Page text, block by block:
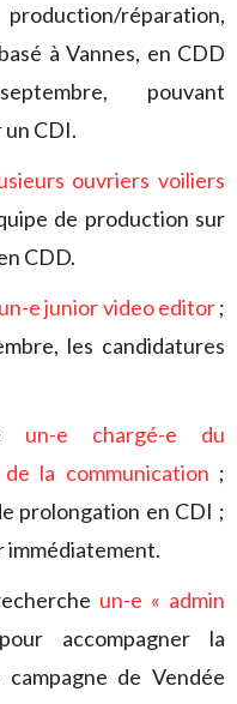
réparation,
à Vannes, en CDD
pouvant
CDI.
ouvriers voiliers
de production sur
CDD.
un-e junior video editor;
les candidatures
un-e chargé-e du
la communication ;
prolongation en CDI ;
immédiatement.
un-e « admin
accompagner la
de Vendée